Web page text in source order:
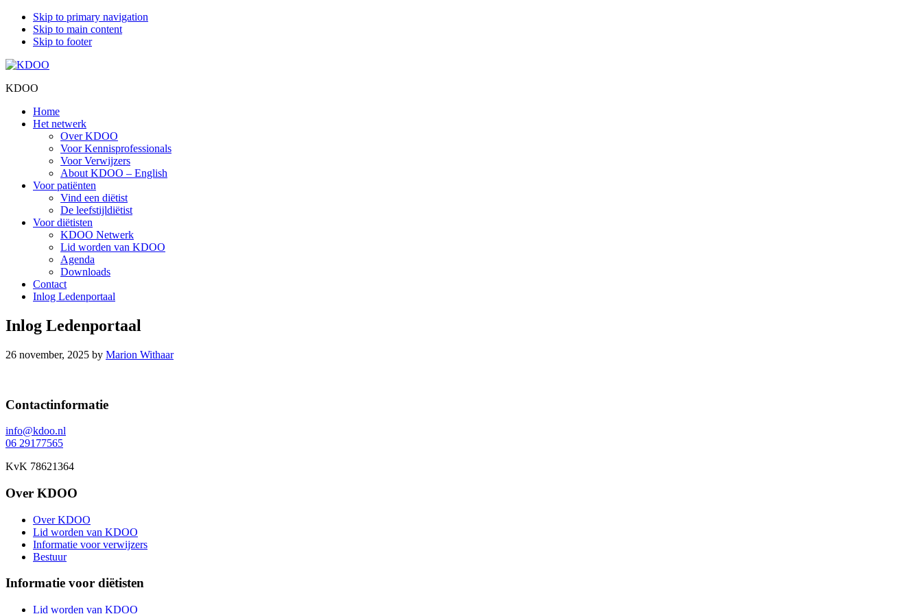
Skip to primary navigation
Skip to main content
Skip to footer
KDOO
Home
Het netwerk
Over KDOO
Voor Kennisprofessionals
Voor Verwijzers
About KDOO – English
Voor patiënten
Vind een diëtist
De leefstijldiëtist
Voor diëtisten
KDOO Netwerk
Lid worden van KDOO
Agenda
Downloads
Contact
Inlog Ledenportaal
Inlog Ledenportaal
26 november, 2025 by Marion Withaar
Footer
Contactinformatie
info@kdoo.nl
06 29177565
KvK 78621364
Over KDOO
Over KDOO
Lid worden van KDOO
Informatie voor verwijzers
Bestuur
Informatie voor diëtisten
Lid worden van KDOO